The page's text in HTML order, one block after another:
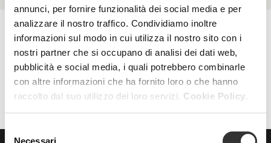
annunci, per fornire funzionalità dei social media e per
analizzare il nostro traffico. Condividiamo inoltre
informazioni sul modo in cui utilizza il nostro sito con i
nostri partner che si occupano di analisi dei dati web,
pubblicità e social media, i quali potrebbero combinarle
con altre informazioni che ha fornito loro o che hanno
raccolto dal suo utilizzo dei loro servizi. Cookie Policy.
Selezione
Necessari
FILTRI AZZERA FILTRI